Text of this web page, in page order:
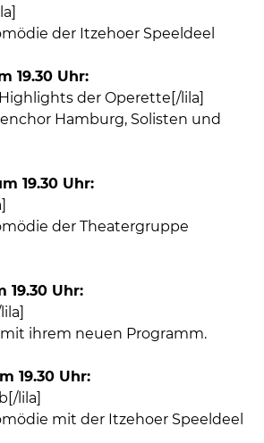
der Itzehoer Speeldeel
19.30 Uhr:
Highlights der Operette[/lila]
Hamburg, Solisten und
19.30 Uhr:
der Theatergruppe
19.30 Uhr:
ihrem neuen Programm.
19.30 Uhr:
lila]
mit der Itzehoer Speeldeel